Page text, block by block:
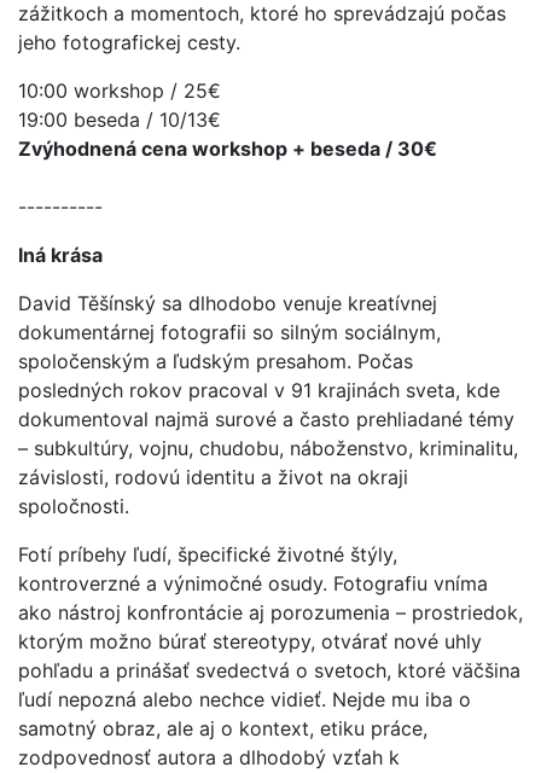
zážitkoch a momentoch, ktoré ho sprevádzajú počas
jeho fotografickej cesty.
10:00 workshop / 25€
19:00 beseda / 10/13€
Zvýhodnená cena workshop + beseda / 30€
----------
Iná krása
David Těšínský sa dlhodobo venuje kreatívnej
dokumentárnej fotografii so silným sociálnym,
spoločenským a ľudským presahom. Počas
posledných rokov pracoval v 91 krajinách sveta, kde
dokumentoval najmä surové a často prehliadané témy
– subkultúry, vojnu, chudobu, náboženstvo, kriminalitu,
závislosti, rodovú identitu a život na okraji
spoločnosti.
Fotí príbehy ľudí, špecifické životné štýly,
kontroverzné a výnimočné osudy. Fotografiu vníma
ako nástroj konfrontácie aj porozumenia – prostriedok,
ktorým možno búrať stereotypy, otvárať nové uhly
pohľadu a prinášať svedectvá o svetoch, ktoré väčšina
ľudí nepozná alebo nechce vidieť. Nejde mu iba o
samotný obraz, ale aj o kontext, etiku práce,
zodpovednosť autora a dlhodobý vzťah k